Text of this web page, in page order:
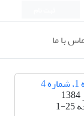
با ما
4
1-25